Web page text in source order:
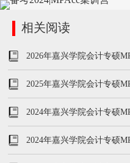
相关阅读
2026年嘉兴学院会计专硕
2025年嘉兴学院会计专硕
2024年嘉兴学院会计专硕
2024年嘉兴学院会计专硕